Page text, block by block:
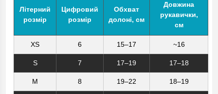
Літерний
розмір
Цифровий
розмір
Обхват
долоні, см
Довжина
рукавички,
см
XS 6 15–17 ~16
S 7 17–19 17–18
M 8 19–22 18–19